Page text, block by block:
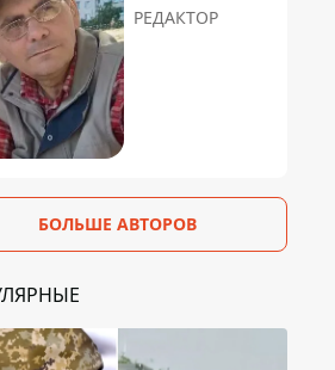
РЕДАКТОР
БОЛЬШЕ АВТОРОВ